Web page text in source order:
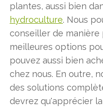
plantes, aussi bien
hydroculture. Nous
conseiller de
meilleures options
pouvez aussi bien
chez nous. En outre,
des solutions
devrez qu'apprécier